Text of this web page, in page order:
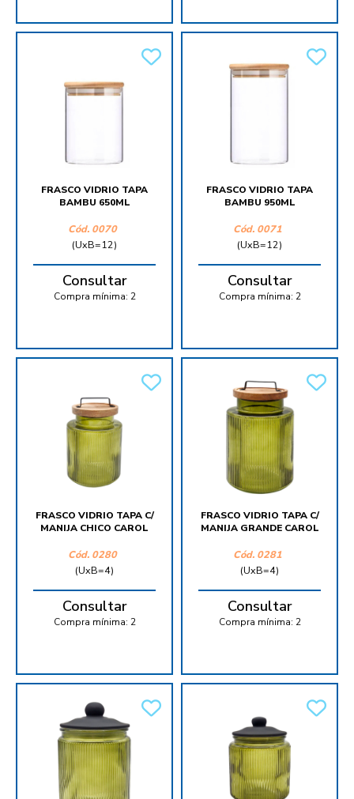
FRASCO VIDRIO TAPA
BAMBU 650ML
Cód. 0070
(UxB=12)
Consultar
Compra mínima: 2
FRASCO VIDRIO TAPA
BAMBU 950ML
Cód. 0071
(UxB=12)
Consultar
Compra mínima: 2
FRASCO VIDRIO TAPA C/
MANIJA CHICO CAROL
Cód. 0280
(UxB=4)
Consultar
Compra mínima: 2
FRASCO VIDRIO TAPA C/
MANIJA GRANDE CAROL
Cód. 0281
(UxB=4)
Consultar
Compra mínima: 2